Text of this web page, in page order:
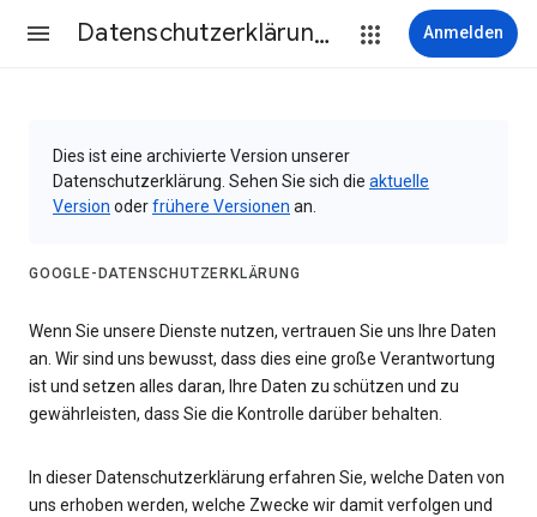
Datenschutzerklärung & Nutzungsbedingungen Anmelden
Dies ist eine archivierte Version unserer
Datenschutzerklärung. Sehen Sie sich die aktuelle
Version oderfrühere Versionen an.
GOOGLE-DATENSCHUTZERKLÄRUNG
Wenn Sie unsere Dienste nutzen, vertrauen Sie uns Ihre Daten
an. Wir sind uns bewusst, dass dies eine große Verantwortung
ist und setzen alles daran, Ihre Daten zu schützen und zu
gewährleisten, dass Sie die Kontrolle darüber behalten.
In dieser Datenschutzerklärung erfahren Sie, welche Daten von
uns erhoben werden, welche Zwecke wir damit verfolgen und